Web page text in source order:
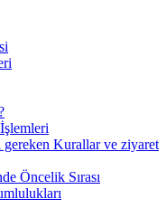
gereken Kurallar ve ziyaret
Öncelik Sırası